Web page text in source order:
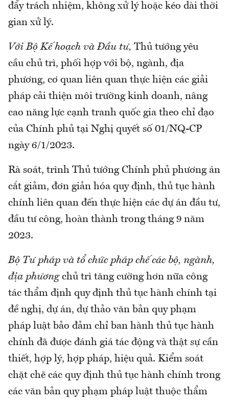
đẩy trách nhiệm, không xử lý hoặc kéo dài thời
gian xử lý.
Với Bộ Kế hoạch và Đầu tư, Thủ tướng yêu
cầu chủ trì, phối hợp với bộ, ngành, địa
phương, cơ quan liên quan thực hiện các giải
pháp cải thiện môi trường kinh doanh, nâng
cao năng lực cạnh tranh quốc gia theo chỉ đạo
của Chính phủ tại Nghị quyết số 01/NQ-CP
ngày 6/1/2023.
Rà soát, trình Thủ tướng Chính phủ phương án
cắt giảm, đơn giản hóa quy định, thủ tục hành
chính liên quan đến thực hiện các dự án đầu tư,
đầu tư công, hoàn thành trong tháng 9 năm
2023.
Bộ Tư pháp và tổ chức pháp chế các bộ, ngành,
địa phươngchủ trì tăng cường hơn nữa công
tác thẩm định quy định thủ tục hành chính tại
đề nghị, dự án, dự thảo văn bản quy phạm
pháp luật bảo đảm chỉ ban hành thủ tục hành
chính đã được đánh giá tác động và thật sự cần
thiết, hợp lý, hợp pháp, hiệu quả. Kiểm soát
chặt chẽ các quy định thủ tục hành chính trong
các văn bản quy phạm pháp luật thuộc thẩm